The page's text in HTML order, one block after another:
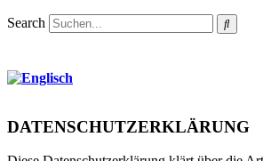
Search
DATENSCHUTZERKLÄRUNG